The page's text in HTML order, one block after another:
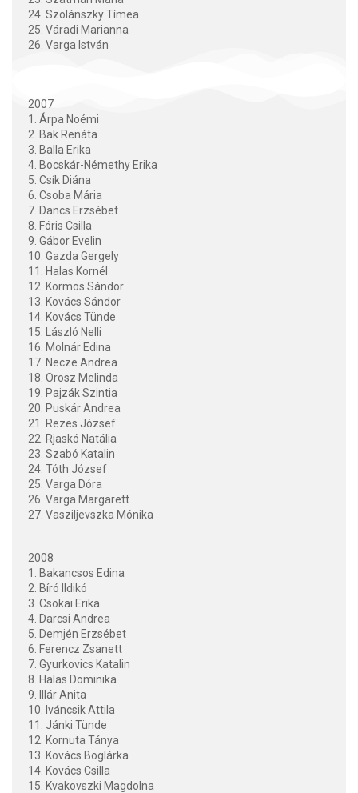
24. Szolánszky Tímea
25. Váradi Marianna
26. Varga István
2007
1. Árpa Noémi
2. Bak Renáta
3. Balla Erika
4. Bocskár-Némethy Erika
5. Csík Diána
6. Csoba Mária
7. Dancs Erzsébet
8. Fóris Csilla
9. Gábor Evelin
10. Gazda Gergely
11. Halas Kornél
12. Kormos Sándor
13. Kovács Sándor
14. Kovács Tünde
15. László Nelli
16. Molnár Edina
17. Necze Andrea
18. Orosz Melinda
19. Pajzák Szintia
20. Puskár Andrea
21. Rezes József
22. Rjaskó Natália
23. Szabó Katalin
24. Tóth József
25. Varga Dóra
26. Varga Margarett
27. Vasziljevszka Mónika
2008
1. Bakancsos Edina
2. Bíró Ildikó
3. Csokai Erika
4. Darcsi Andrea
5. Demjén Erzsébet
6. Ferencz Zsanett
7. Gyurkovics Katalin
8. Halas Dominika
9. Illár Anita
10. Iváncsik Attila
11. Jánki Tünde
12. Kornuta Tánya
13. Kovács Boglárka
14. Kovács Csilla
15. Kvakovszki Magdolna